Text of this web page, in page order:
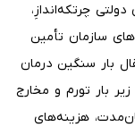
چرتکه‌اندازِ،
سازمان تأمین
بار سنگین درمان
بار تورم و مخارج
هزینه‌های